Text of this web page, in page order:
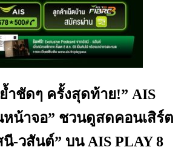
ำชัดๆ ครั้งสุดท้าย!” AIS
หน้าจอ” ชวนดูสดคอนเสิร์ต
นี-วสันต์” บน AIS PLAY 8